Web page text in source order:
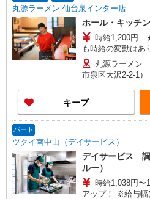
丸源ラーメン 仙台泉インター店
ホール・キッチ
時給1,200円
も時給の変動は
時給1,100円以上
丸源ラーメン
市泉区大沢2-2-1
キープ
パート
ツクイ南中山（デイサービス）
デイサービス 調
ルー）
時給1,038円〜1,097円 ★土日祝
アップ！ ※給与幅